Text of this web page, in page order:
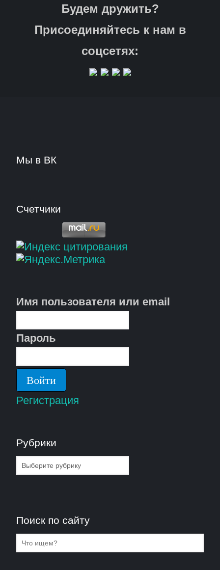
Будем дружить?
Присоединяйтесь к нам в
соцсетях:
Мы в ВК
Счетчики
Имя пользователя или email
Пароль
Регистрация
Рубрики
Рубрики
Поиск по сайту